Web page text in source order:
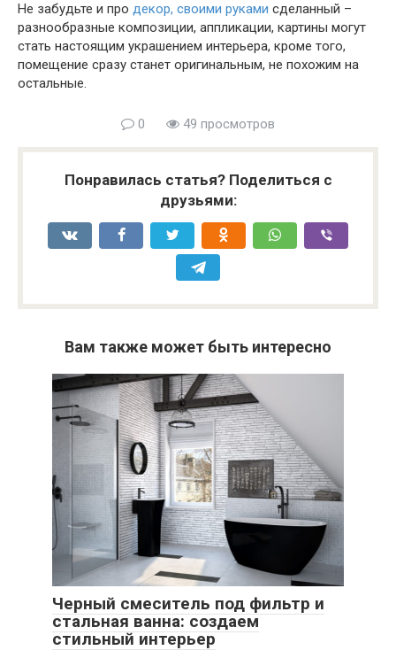
Не забудьте и про декор, своими руками сделанный –
разнообразные композиции, аппликации, картины могут
стать настоящим украшением интерьера, кроме того,
помещение сразу станет оригинальным, не похожим на
остальные.
0 49 просмотров
Понравилась статья? Поделиться с
друзьями:
Вам также может быть интересно
Черный смеситель под фильтр и
стальная ванна: создаем
стильный интерьер